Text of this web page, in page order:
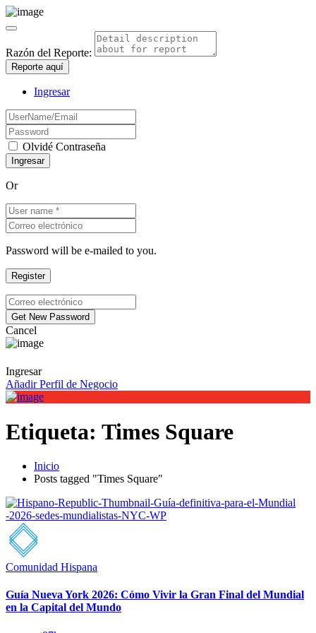
Razón del Reporte:
Reporte aquí
Ingresar
Olvidé Contraseña
Or
Password will be e-mailed to you.
Cancel
Ingresar
Añadir Perfil de Negocio
Etiqueta: Times Square
Inicio
Posts tagged "Times Square"
Comunidad Hispana
Guía Nueva York 2026: Cómo Vivir la Gran Final del Mundial
en la Capital del Mundo